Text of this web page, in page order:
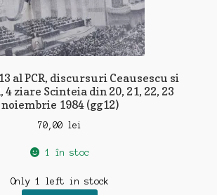
al PCR, discursuri Ceausescu si
4 ziare Scinteia din 20, 21, 22, 23
noiembrie 1984 (gg12)
70,00 lei
1 în stoc
Only 1 left in stock